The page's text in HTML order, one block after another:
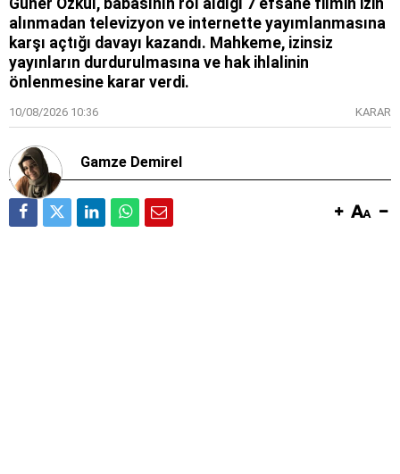
alınmadan televizyon ve internette yayımlanmasına
karşı açtığı davayı kazandı. Mahkeme, izinsiz
yayınların durdurulmasına ve hak ihlalinin
önlenmesine karar verdi.
10/08/2026 10:36 KARAR
Gamze Demirel